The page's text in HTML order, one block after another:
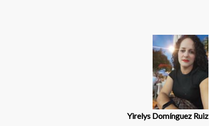
Yirelys Domínguez Ruiz